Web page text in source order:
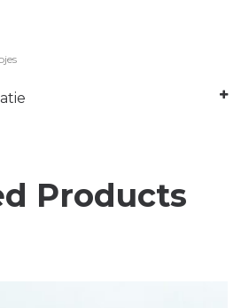
Products